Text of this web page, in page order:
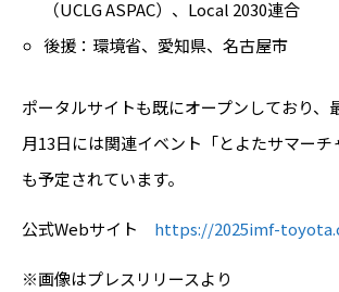
（UCLG ASPAC）、Local 2030連合
後援：環境省、愛知県、名古屋市
ポータルサイトも既にオープンしており、
月13日には関連イベント「とよたサマー
も予定されています。
公式Webサイト https://2025imf-
※画像はプレスリリースより